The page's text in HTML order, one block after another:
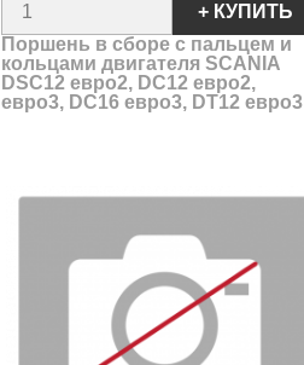
+ КУПИТЬ
Поршень в сборе c пальцем и
кольцами двигателя SCANIA
DSC12 евро2, DC12 евро2,
евро3, DC16 евро3, DT12 евро3